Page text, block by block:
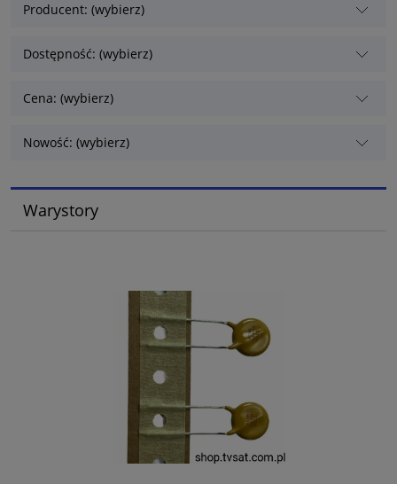
Producent: (wybierz)
Dostępność: (wybierz)
Cena: (wybierz)
Nowość: (wybierz)
Warystory